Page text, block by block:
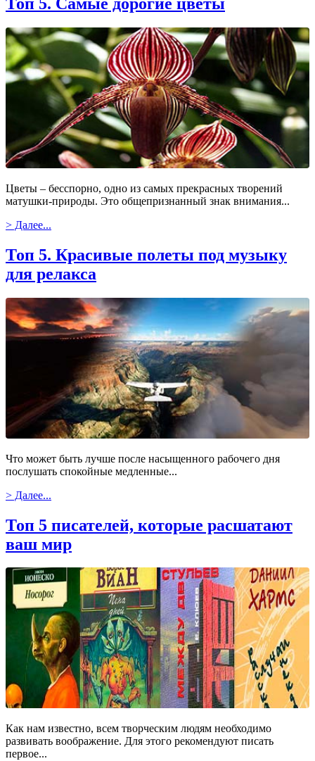
Цветы – бесспорно, одно из самых прекрасных творений
матушки-природы. Это общепризнанный знак внимания...
> Далее...
Топ 5. Красивые полеты под музыку
для релакса
Что может быть лучше после насыщенного рабочего дня
послушать спокойные медленные...
> Далее...
Топ 5 писателей, которые расшатают
ваш мир
Как нам известно, всем творческим людям необходимо
развивать воображение. Для этого рекомендуют писать
первое...